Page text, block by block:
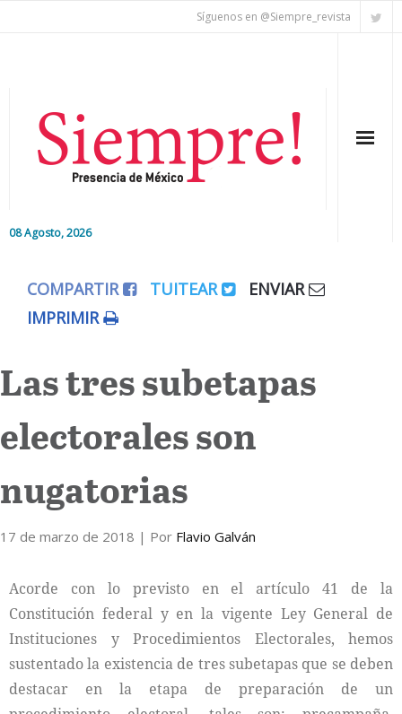
Síguenos en @Siempre_revista
08 Agosto, 2026
Editorial
Colaboradores
Internacional
Cultura
COMPARTIR TUITEAR
ENVIAR
IMPRIMIR
Las tres subetapas
electorales son
nugatorias
17 de marzo de 2018 | Por Flavio Galván
Acorde con lo previsto en el artículo 41 de la
Constitución federal y en la vigente Ley General de
Instituciones y Procedimientos Electorales, hemos
sustentado la existencia de tres subetapas que se deben
destacar en la etapa de preparación de un